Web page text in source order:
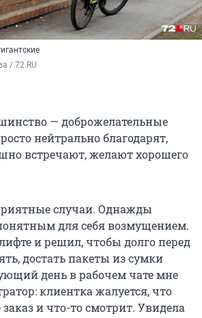
/ 72.RU
— доброжелательные
нейтрально благодарят,
встречают, желают хорошего
случаи. Однажды
для себя возмущением.
и решил, чтобы долго перед
достать пакеты из сумки
день в рабочем чате мне
клиентка жалуется, что
заказ и что-то смотрит. Увидела